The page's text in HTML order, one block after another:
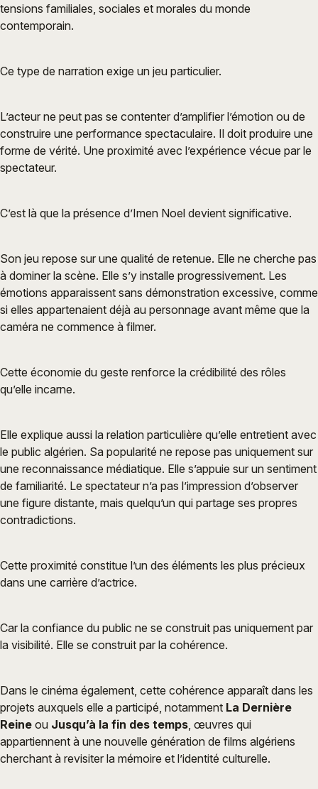
tensions familiales, sociales et morales du monde
contemporain.
Ce type de narration exige un jeu particulier.
L’acteur ne peut pas se contenter d’amplifier l’émotion ou de
construire une performance spectaculaire. Il doit produire une
forme de vérité. Une proximité avec l’expérience vécue par le
spectateur.
C’est là que la présence d’Imen Noel devient significative.
Son jeu repose sur une qualité de retenue. Elle ne cherche pas
à dominer la scène. Elle s’y installe progressivement. Les
émotions apparaissent sans démonstration excessive, comme
si elles appartenaient déjà au personnage avant même que la
caméra ne commence à filmer.
Cette économie du geste renforce la crédibilité des rôles
qu’elle incarne.
Elle explique aussi la relation particulière qu’elle entretient avec
le public algérien. Sa popularité ne repose pas uniquement sur
une reconnaissance médiatique. Elle s’appuie sur un sentiment
de familiarité. Le spectateur n’a pas l’impression d’observer
une figure distante, mais quelqu’un qui partage ses propres
contradictions.
Cette proximité constitue l’un des éléments les plus précieux
dans une carrière d’actrice.
Car la confiance du public ne se construit pas uniquement par
la visibilité. Elle se construit par la cohérence.
Dans le cinéma également, cette cohérence apparaît dans les
projets auxquels elle a participé, notamment La Dernière
Reine ou Jusqu’à la fin des temps, œuvres qui
appartiennent à une nouvelle génération de films algériens
cherchant à revisiter la mémoire et l’identité culturelle.